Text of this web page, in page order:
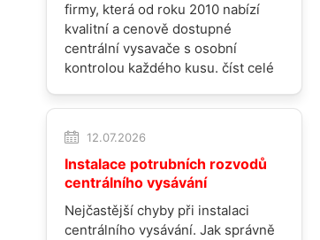
firmy, která od roku 2010 nabízí
kvalitní a cenově dostupné
centrální vysavače s osobní
kontrolou každého kusu. číst celé
12.07.2026
Instalace potrubních rozvodů
centrálního vysávání
Nejčastější chyby při instalaci
centrálního vysávání. Jak správně